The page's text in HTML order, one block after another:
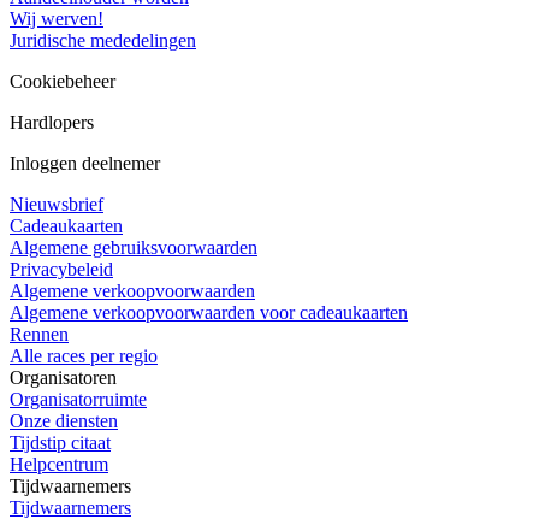
Wij werven!
Juridische mededelingen
Cookiebeheer
Hardlopers
Inloggen deelnemer
Nieuwsbrief
Cadeaukaarten
Algemene gebruiksvoorwaarden
Privacybeleid
Algemene verkoopvoorwaarden
Algemene verkoopvoorwaarden voor cadeaukaarten
Rennen
Alle races per regio
Organisatoren
Organisatorruimte
Onze diensten
Tijdstip citaat
Helpcentrum
Tijdwaarnemers
Tijdwaarnemers